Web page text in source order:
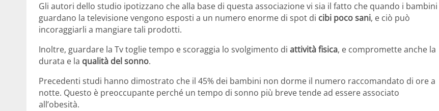
Gli autori dello studio ipotizzano che alla base di questa associazione vi sia il fatto che quando i bambini
guardano la televisione vengono esposti a un numero enorme di spot di cibi poco sani, e ciò può
incoraggiarli a mangiare tali prodotti.
Inoltre, guardare la Tv toglie tempo e scoraggia lo svolgimento di attività fisica, e compromette anche la
durata e la qualità del sonno.
Precedenti studi hanno dimostrato che il 45% dei bambini non dorme il numero raccomandato di ore a
notte. Questo è preoccupante perché un tempo di sonno più breve tende ad essere associato
all’obesità.